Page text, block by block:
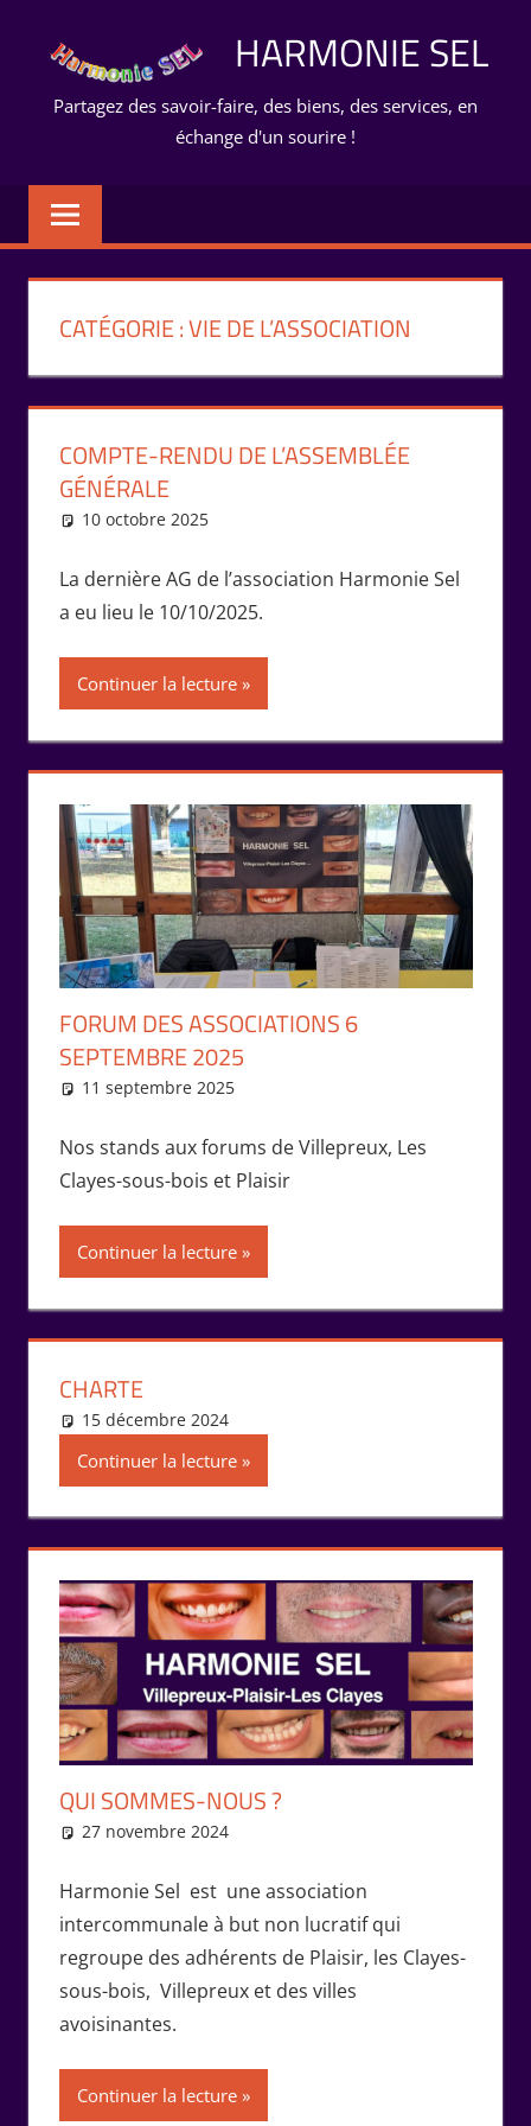
HARMONIE SEL
Partagez des savoir-faire, des biens, des services, en
échange d'un sourire !
CATÉGORIE :VIE DE L’ASSOCIATION
COMPTE-RENDU DE L’ASSEMBLÉE
GÉNÉRALE
10 octobre 2025
La dernière AG de l’association Harmonie Sel
a eu lieu le 10/10/2025.
Continuer la lecture
FORUM DES ASSOCIATIONS 6
SEPTEMBRE 2025
11 septembre 2025
Nos stands aux forums de Villepreux, Les
Clayes-sous-bois et Plaisir
Continuer la lecture
CHARTE
15 décembre 2024
Continuer la lecture
QUI SOMMES-NOUS ?
27 novembre 2024
Harmonie Sel est une association
intercommunale à but non lucratif qui
regroupe des adhérents de Plaisir, les Clayes-
sous-bois, Villepreux et des villes
avoisinantes.
Continuer la lecture